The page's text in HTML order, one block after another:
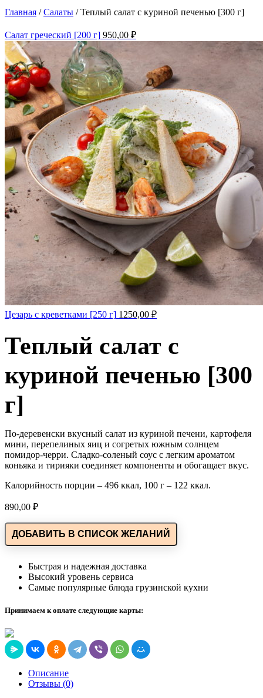
Главная /Салаты /Теплый салат с куриной печенью [300 г]
Салат греческий [200 г] 950,00 ₽
Цезарь с креветками [250 г] 1250,00 ₽
Теплый салат с
куриной печенью [300
г]
По-деревенски вкусный салат из куриной печени, картофеля
мини, перепелиных яиц и согретых южным солнцем
помидор-черри. Сладко-соленый соус с легким ароматом
коньяка и тирияки соединяет компоненты и обогащает вкус.
Калорийность порции – 496 ккал, 100 г – 122 ккал.
890,00 ₽
ДОБАВИТЬ В СПИСОК ЖЕЛАНИЙ
Быстрая и надежная доставка
Высокий уровень сервиса
Самые популярные блюда грузинской кухни
Принимаем к оплате следующие карты:
Описание
Отзывы (0)